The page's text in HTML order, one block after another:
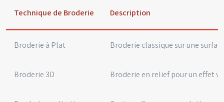
Technique de Broderie Description
Broderie à Plat Broderie classique sur une
Broderie 3D Broderie en relief pour un effet